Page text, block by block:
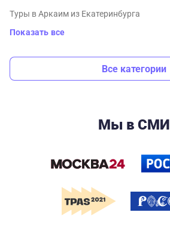
Туры в Аркаим из Екатеринбурга
Показать все
Все категории
Мы в СМИ